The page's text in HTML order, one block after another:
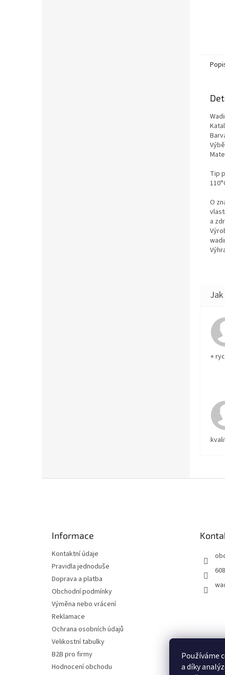
Používáme
a díky
Tip
O
a
+
Informace
Kontaktní údaje
Pravidla jednoduše
Doprava a platba
Obchodní podmínky
Výměna nebo vrácení
Reklamace
Ochrana osobních údajů
Velikostní tabulky
B2B pro firmy
Hodnocení obchodu